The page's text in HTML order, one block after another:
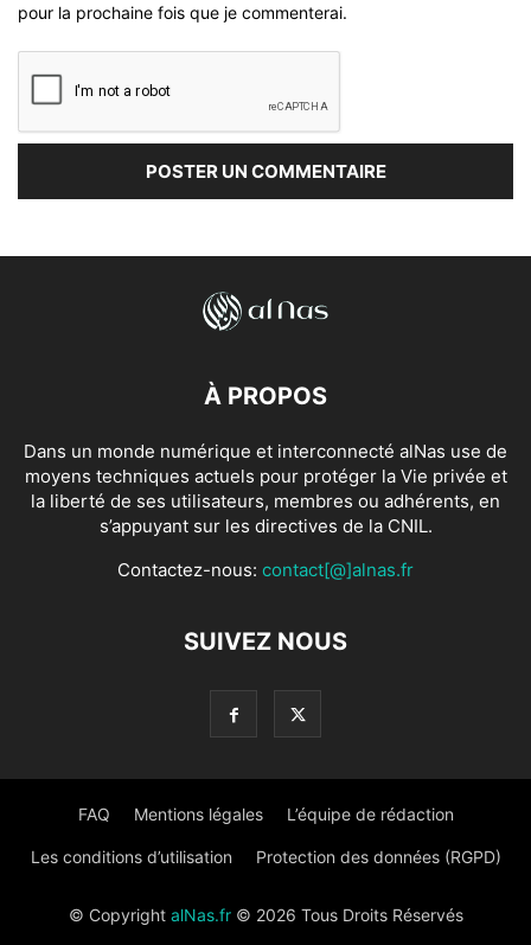
pour la prochaine fois que je commenterai.
À PROPOS
Dans un monde numérique et interconnecté alNas use de
moyens techniques actuels pour protéger la Vie privée et
la liberté de ses utilisateurs, membres ou adhérents, en
s’appuyant sur les directives de la CNIL.
Contactez-nous: contact[@]alnas.fr
SUIVEZ NOUS
FAQ Mentions légales L’équipe de rédaction
Les conditions d’utilisation Protection des données (RGPD)
© Copyright alNas.fr© 2026 Tous Droits Réservés